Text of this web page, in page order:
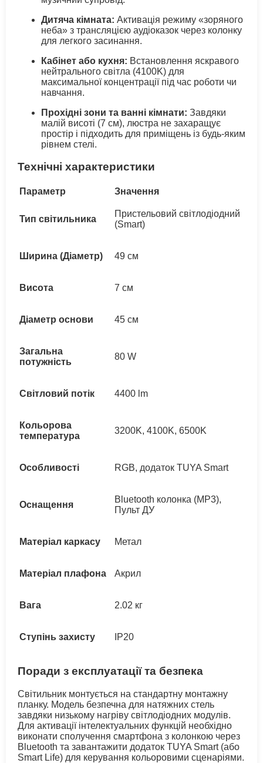
Дитяча кімната: Активація режиму «зоряного
неба» з трансляцією аудіоказок через колонку
для легкого засинання.
Кабінет або кухня: Встановлення яскравого
нейтрального світла (4100K) для
максимальної концентрації під час роботи чи
навчання.
Прохідні зони та ванні кімнати: Завдяки
малій висоті (7 см), люстра не захаращує
простір і підходить для приміщень із будь-яким
рівнем стелі.
Технічні характеристики
Параметр Значення
Тип світильника
Пристельовий світлодіодний
(Smart)
Ширина (Діаметр) 49 см
Висота 7 см
Діаметр основи 45 см
Загальна
потужність
80 W
Світловий потік 4400 lm
Кольорова
температура
3200K, 4100K, 6500K
Особливості RGB, додаток TUYA Smart
Оснащення
Bluetooth колонка (MP3),
Пульт ДУ
Матеріал каркасу Метал
Матеріал плафона Акрил
Вага 2.02 кг
Ступінь захисту IP20
Поради з експлуатації та безпека
Світильник монтується на стандартну монтажну
планку. Модель безпечна для натяжних стель
завдяки низькому нагріву світлодіодних модулів.
Для активації інтелектуальних функцій необхідно
виконати сполучення смартфона з колонкою через
Bluetooth та завантажити додаток TUYA Smart (або
Smart Life) для керування кольоровими сценаріями.